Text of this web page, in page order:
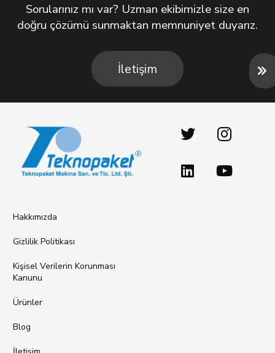
Sorularınız mı var? Uzman ekibimizle size en
doğru çözümü sunmaktan memnuniyet duyarız.
İletişim
Hakkımızda
Gizlilik Politikası
Kişisel Verilerin Korunması
Kanunu
Ürünler
Blog